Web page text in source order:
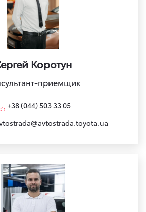
Коротун
приемщик
+38 (044) 503 33 05